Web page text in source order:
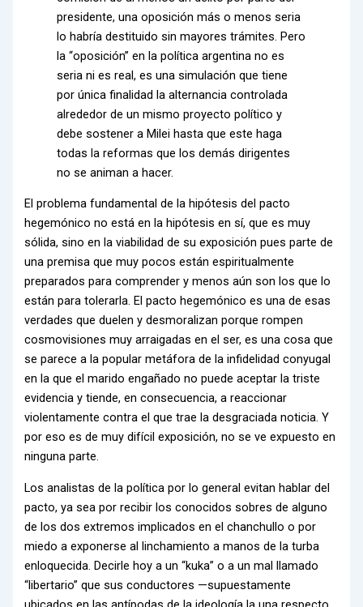
presidente, una oposición más o menos seria
lo habría destituido sin mayores trámites. Pero
la “oposición” en la política argentina no es
seria ni es real, es una simulación que tiene
por única finalidad la alternancia controlada
alrededor de un mismo proyecto político y
debe sostener a Milei hasta que este haga
todas la reformas que los demás dirigentes
no se animan a hacer.
El problema fundamental de la hipótesis del pacto
hegemónico no está en la hipótesis en sí, que es muy
sólida, sino en la viabilidad de su exposición pues parte de
una premisa que muy pocos están espiritualmente
preparados para comprender y menos aún son los que lo
están para tolerarla. El pacto hegemónico es una de esas
verdades que duelen y desmoralizan porque rompen
cosmovisiones muy arraigadas en el ser, es una cosa que
se parece a la popular metáfora de la infidelidad conyugal
en la que el marido engañado no puede aceptar la triste
evidencia y tiende, en consecuencia, a reaccionar
violentamente contra el que trae la desgraciada noticia. Y
por eso es de muy difícil exposición, no se ve expuesto en
ninguna parte.
Los analistas de la política por lo general evitan hablar del
pacto, ya sea por recibir los conocidos sobres de alguno
de los dos extremos implicados en el chanchullo o por
miedo a exponerse al linchamiento a manos de la turba
enloquecida. Decirle hoy a un “kuka” o a un mal llamado
“libertario” que sus conductores —supuestamente